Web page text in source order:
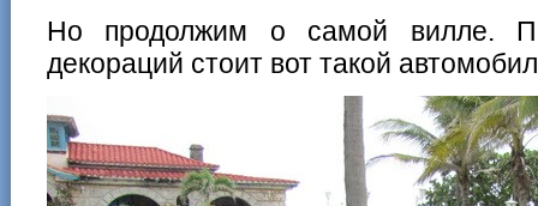
Но продолжим о самой вилле.
декораций стоит вот такой